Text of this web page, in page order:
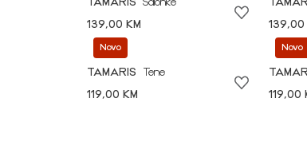
TAMARIS
Salonke
139,00 KM
139,00
Novo
TAMARIS
Tene
119,00 KM
Novo
119,00